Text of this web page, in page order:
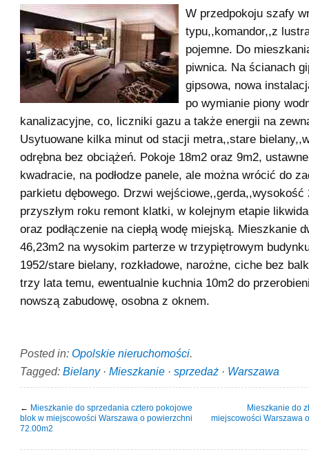
W przedpokoju szafy
typu,,komandor,,z
pojemne. Do
piwnica. Na ścianach
gipsowa, nowa
po wymianie piony
kanalizacyjne, co, liczniki gazu a także energii na
Usytuowane kilka minut od stacji metra,,stare
odrębna bez obciążeń. Pokoje 18m2 oraz 9m2,
kwadracie, na podłodze panele, ale można wrócić do
parkietu dębowego. Drzwi wejściowe,,gerda,,wysokość
przyszłym roku remont klatki, w kolejnym etapie
oraz podłączenie na ciepłą wodę miejską. Mieszkanie
46,23m2 na wysokim parterze w trzypiętrowym
1952/stare bielany, rozkładowe, narożne, ciche bez
trzy lata temu, ewentualnie kuchnia 10m2 do
nowszą zabudowę, osobna z oknem.
Posted in: Opolskie nieruchomości.
Tagged: Bielany· Mieszkanie · sprzedaż · Warszawa
← Mieszkanie do sprzedania cztero pokojowe
blok w miejscowości Warszawa o powierzchni
72.00m2
Mieszkanie do
miejscowości Warszawa